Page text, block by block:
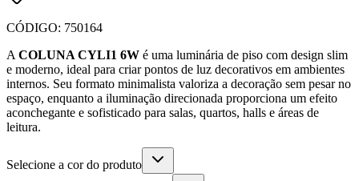
CÓDIGO: 750164
A COLUNA CYLI1 6W é uma luminária de piso com design slim
e moderno, ideal para criar pontos de luz decorativos em ambientes
internos. Seu formato minimalista valoriza a decoração sem pesar no
espaço, enquanto a iluminação direcionada proporciona um efeito
aconchegante e sofisticado para salas, quartos, halls e áreas de
leitura.
Selecione a cor do produto